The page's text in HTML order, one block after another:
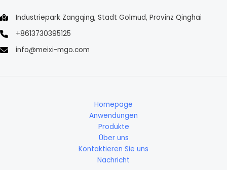
Industriepark Zangqing, Stadt Golmud, Provinz Qinghai
+8613730395125
info@meixi-mgo.com
Homepage
Anwendungen
Produkte
Über uns
Kontaktieren Sie uns
Nachricht